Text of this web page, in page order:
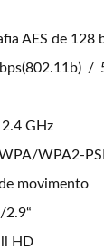
AES de 128
/
GHz
WPA2-
movimento
2.9“
HD